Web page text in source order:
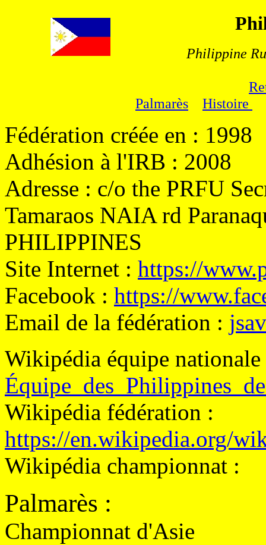
Philippine
Palmarès
Histoire
Fédération créée en : 1998
Adhésion à l'IRB : 2008
Adresse : c/o the PRFU
Tamaraos NAIA rd
PHILIPPINES
Site Internet : https://
Facebook : https://
Email de la fédération :
Wikipédia équipe
Wikipédia fédération :
https://en.wikipedia.org/
Wikipédia championnat :
Palmarès :
Championnat d'Asie